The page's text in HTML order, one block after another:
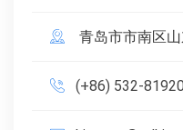
青岛市市南区
(+86) 532-